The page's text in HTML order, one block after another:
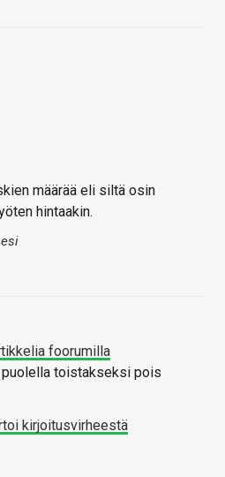
määrää eli siltä osin
hintaakin.
foorumilla
toistakseksi pois
kirjoitusvirheestä